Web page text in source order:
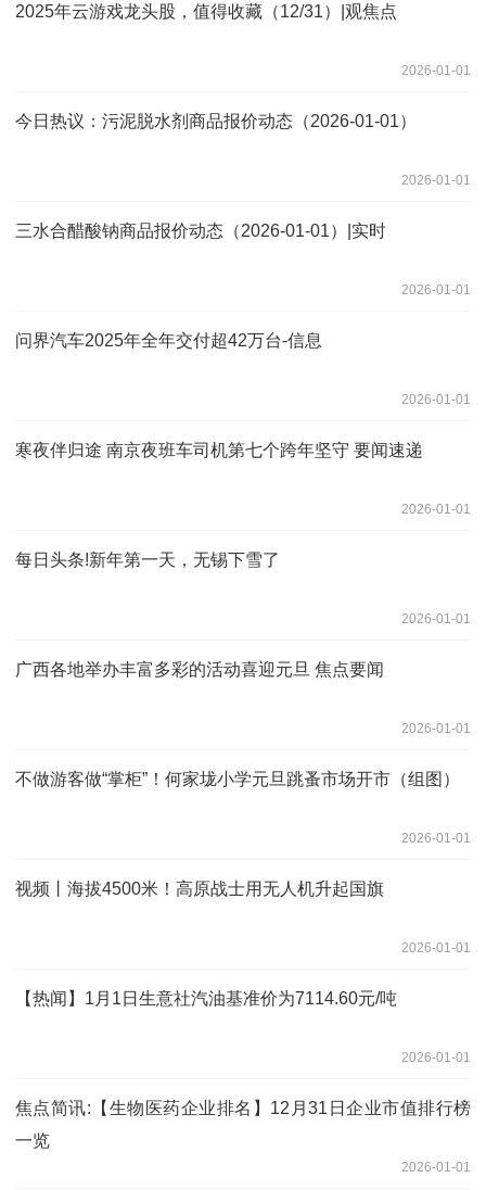
2025年云游戏龙头股，值得收藏（12/31）|观焦点
2026-01-01
今日热议：污泥脱水剂商品报价动态（2026-01-01）
2026-01-01
三水合醋酸钠商品报价动态（2026-01-01）|实时
2026-01-01
问界汽车2025年全年交付超42万台-信息
2026-01-01
寒夜伴归途 南京夜班车司机第七个跨年坚守 要闻速递
2026-01-01
每日头条!新年第一天，无锡下雪了
2026-01-01
广西各地举办丰富多彩的活动喜迎元旦 焦点要闻
2026-01-01
不做游客做“掌柜”！何家垅小学元旦跳蚤市场开市（组图）
2026-01-01
视频丨海拔4500米！高原战士用无人机升起国旗
2026-01-01
【热闻】1月1日生意社汽油基准价为7114.60元/吨
2026-01-01
焦点简讯:【生物医药企业排名】12月31日企业市值排行榜
一览
2026-01-01